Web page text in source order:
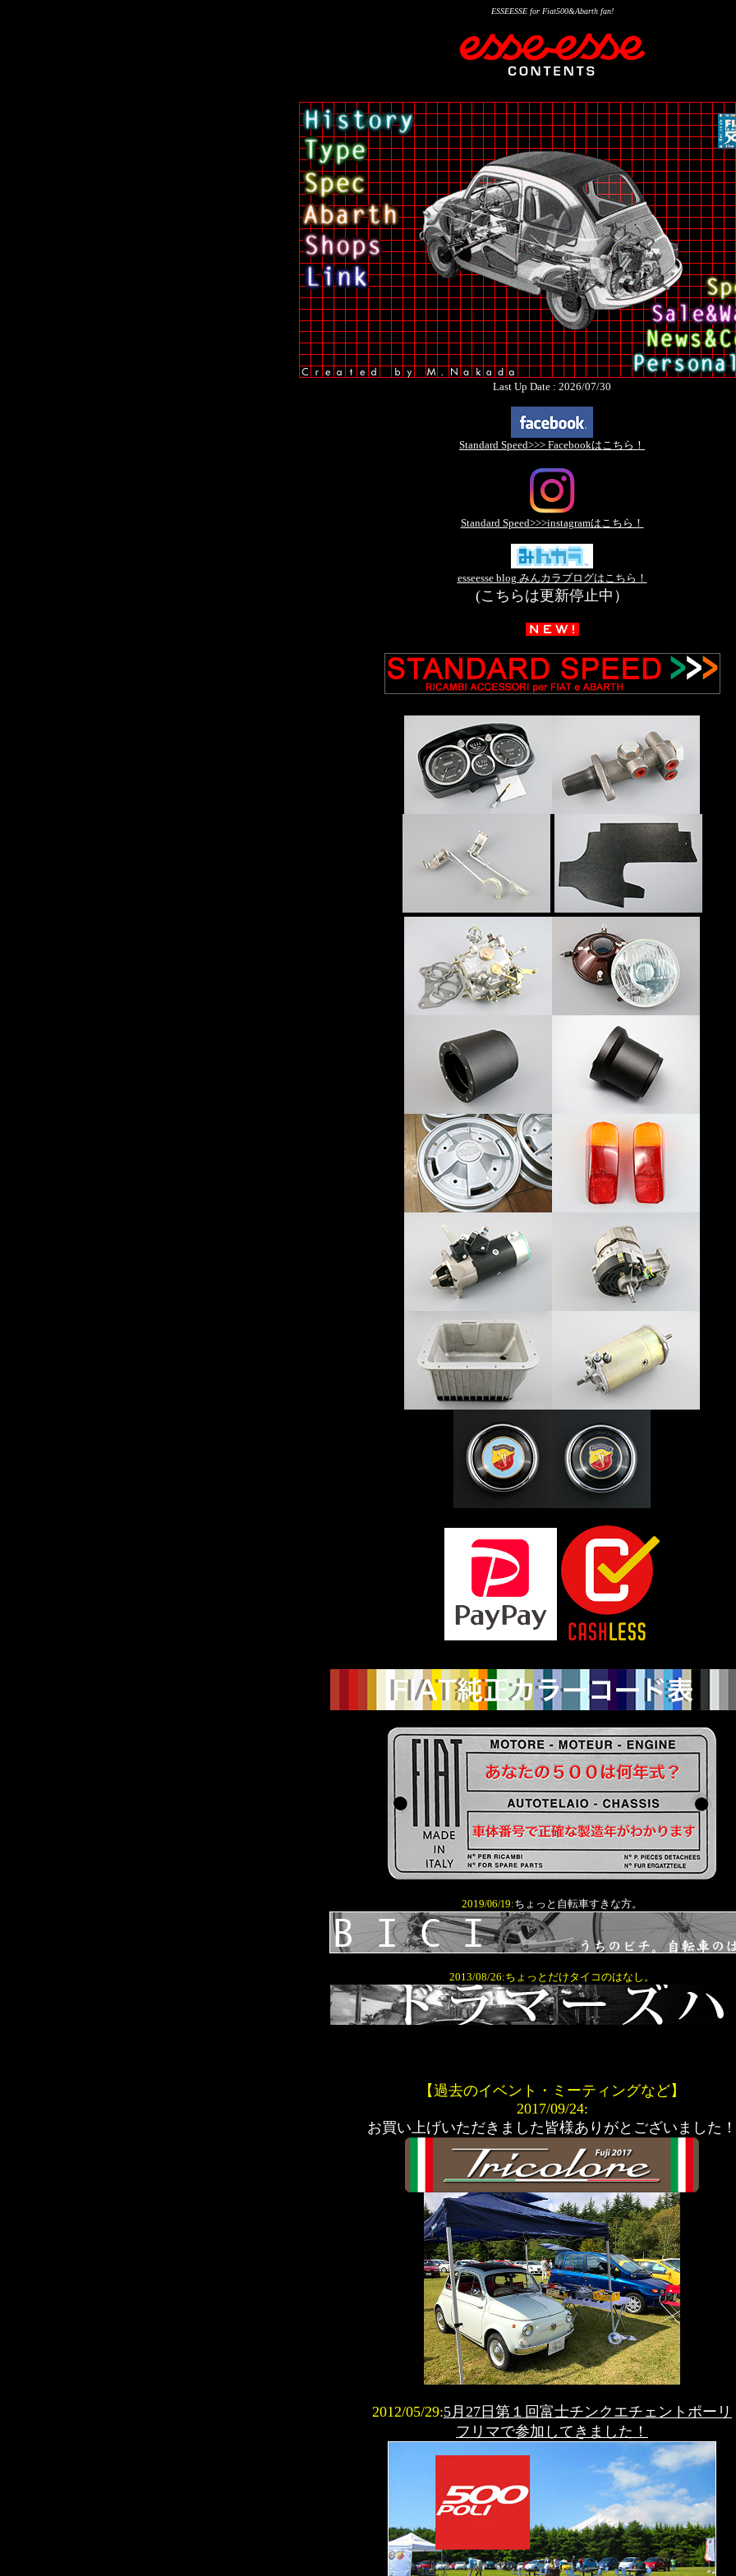
ESSEESSE for Fiat500&Abarth fan!
Last Up Date : 2026/07/30
Standard Speed>>> Facebookはこちら！
Standard Speed>>>instagramはこちら！
esseesse blog みんカラブログはこちら！
(こちらは更新停止中）
2019/06/19:ちょっと自転車すきな方。
2013/08/26:ちょっとだけタイコのはなし。
【過去のイベント・ミーティングなど】
2017/09/24:
お買い上げいただきました皆様ありがとございました！
2012/05/29:5月27日第１回富士チンクエチェントポーリ
フリマで参加してきました！